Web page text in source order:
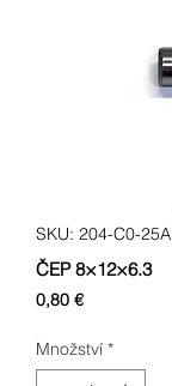
SKU: 204-C0-25A
ČEP 8×12×6.3
0,80 €Cena
Množství *